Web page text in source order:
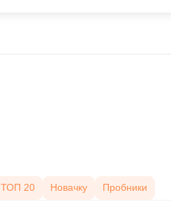
ТОП 20 Новачку Пробники